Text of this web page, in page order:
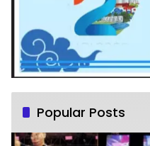
Popular Posts